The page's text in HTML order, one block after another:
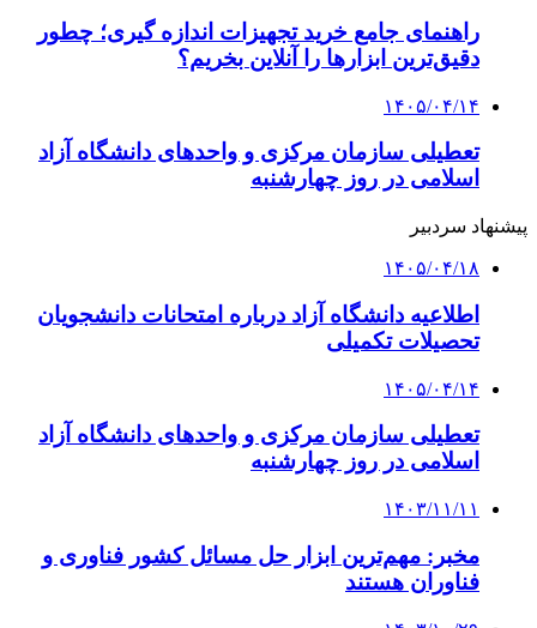
راهنمای جامع خرید تجهیزات اندازه گیری؛ چطور
دقیق‌ترین ابزارها را آنلاین بخریم؟
۱۴۰۵/۰۴/۱۴
تعطیلی سازمان مرکزی و واحدهای دانشگاه آزاد
اسلامی در روز چهارشنبه
پیشنهاد سردبیر
۱۴۰۵/۰۴/۱۸
اطلاعیه دانشگاه آزاد درباره امتحانات دانشجویان
تحصیلات تکمیلی
۱۴۰۵/۰۴/۱۴
تعطیلی سازمان مرکزی و واحدهای دانشگاه آزاد
اسلامی در روز چهارشنبه
۱۴۰۳/۱۱/۱۱
مخبر: مهم‌ترین ابزار حل مسائل کشور فناوری و
فناوران هستند